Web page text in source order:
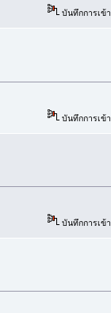
บันทึกการเข้า
บันทึกการเข้า
บันทึกการเข้า